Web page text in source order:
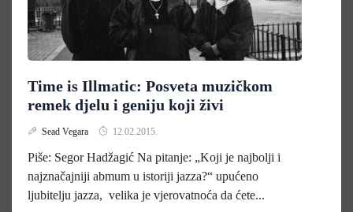
Time is Illmatic: Posveta muzičkom
remek djelu i geniju koji živi
Sead Vegara 12.02.2015.
Piše: Segor Hadžagić Na pitanje: „Koji je najbolji i
najznačajniji abmum u istoriji jazza?“ upućeno
ljubitelju jazza, velika je vjerovatnoća da ćete...